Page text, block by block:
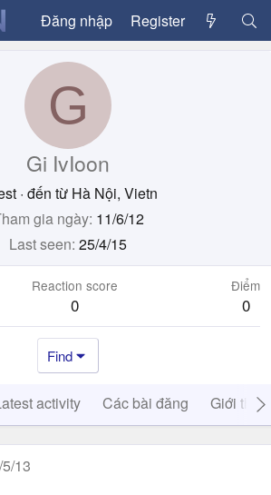
Đăng nhập Register
G
Gi IvIoon
· đến từ Hà Nội, Vietn
gia ngày 11/6/12
Last seen 25/4/15
Reaction score
0
Điểm
0
Find
activity Các bài đăng Giới thiệu
13